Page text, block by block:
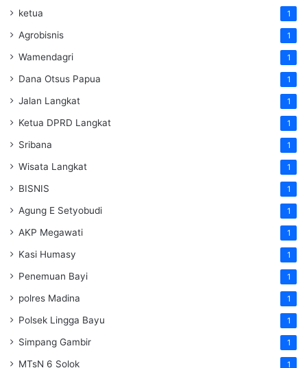
ketua 1
Agrobisnis 1
Wamendagri 1
Dana Otsus Papua 1
Jalan Langkat 1
Ketua DPRD Langkat 1
Sribana 1
Wisata Langkat 1
BISNIS 1
Agung E Setyobudi 1
AKP Megawati 1
Kasi Humasy 1
Penemuan Bayi 1
polres Madina 1
Polsek Lingga Bayu 1
Simpang Gambir 1
MTsN 6 Solok 1